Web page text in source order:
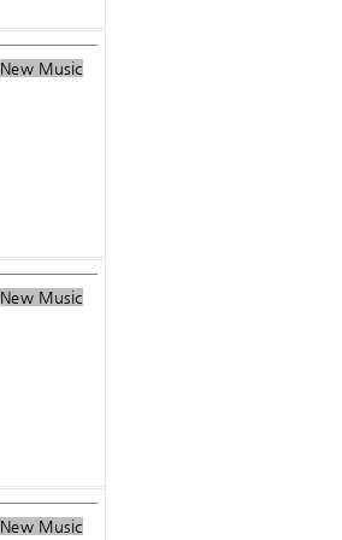
New Music
New Music
New Music